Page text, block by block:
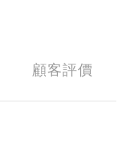
顧客評價